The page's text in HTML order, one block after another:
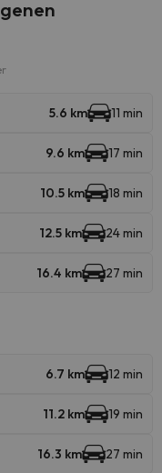
5.6 km 11 min
9.6 km 17 min
10.5 km 18 min
12.5 km 24 min
16.4 km 27 min
6.7 km 12 min
11.2 km 19 min
16.3 km 27 min